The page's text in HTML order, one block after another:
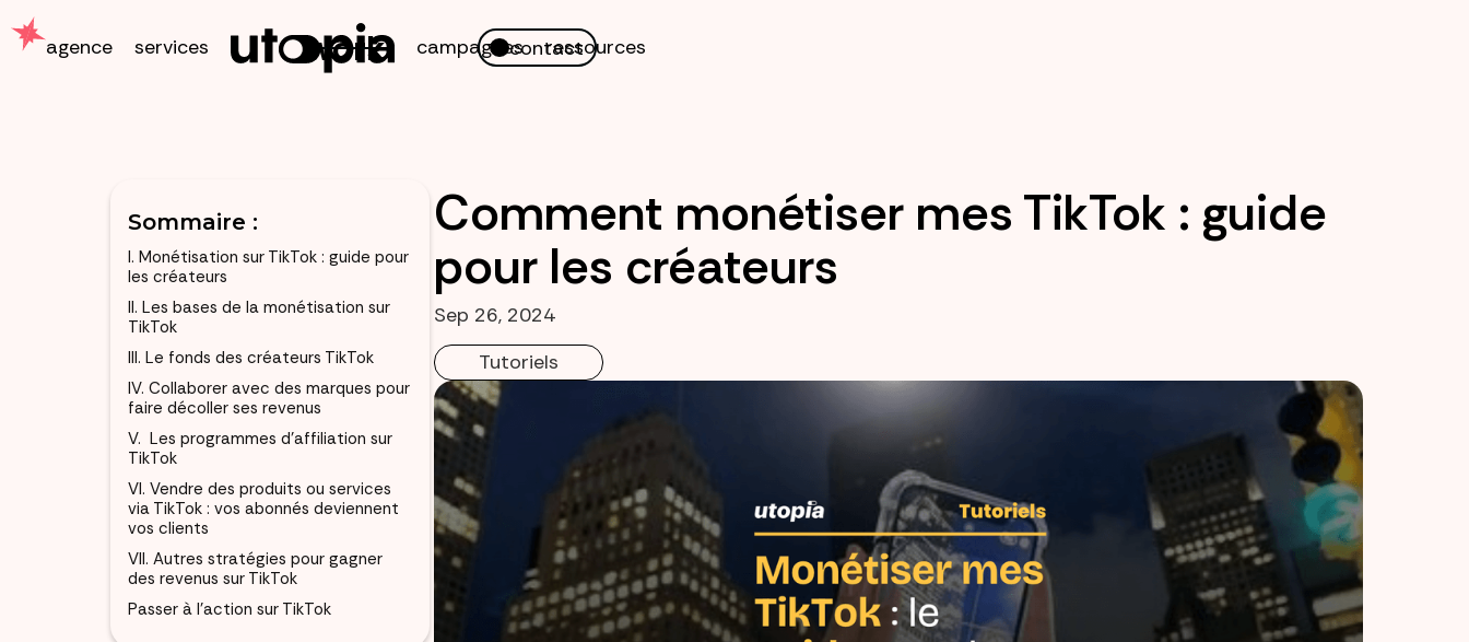
agence services campagnes ressources
work contact
Sommaire :
I. Monétisation sur TikTok : guide pour
les créateurs
II. Les bases de la monétisation sur
TikTok
III. Le fonds des créateurs TikTok
IV. Collaborer avec des marques pour
faire décoller ses revenus
V. Les programmes d’affiliation sur
TikTok
VI. Vendre des produits ou services
via TikTok : vos abonnés deviennent
vos clients
VII. Autres stratégies pour gagner
des revenus sur TikTok
Passer à l’action sur TikTok
Comment monétiser mes TikTok : guide
pour les créateurs
Sep 26, 2024
Tutoriels